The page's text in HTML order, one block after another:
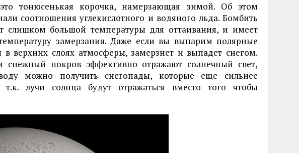
тонюсенькая корочка, намерзающая зимой. Об этом
соотношения углекислотного и водяного льда. Бомбить
слишком большой температуры для оттаивания, и имеет
замерзания. Даже если вы выпарим полярные
в верхних слоях атмосферы, замерзнет и выпадет снегом.
снежный покров эффективно отражают солнечный свет,
можно получить снегопады, которые еще сильнее
лучи солнца будут отражаться вместо того чтобы